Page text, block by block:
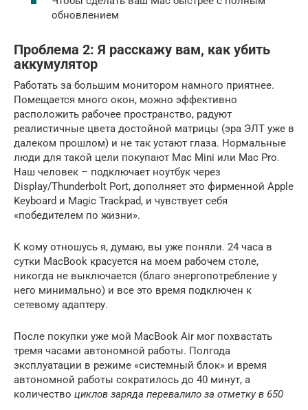
обновлением
Проблема 2: Я расскажу вам, как убить
аккумулятор
Работать за большим монитором намного приятнее.
Помещается много окон, можно эффективно
расположить рабочее пространство, радуют
реалистичные цвета достойной матрицы (эра ЭЛТ уже в
далеком прошлом) и не так устают глаза. Нормальные
люди для такой цели покупают Mac Mini или Mac Pro.
Наш человек – подключает ноутбук через
Display/Thunderbolt Port, дополняет это фирменной Apple
Keyboard и Magic Trackpad, и чувствует себя
«победителем по жизни».
К кому отношусь я, думаю, вы уже поняли. 24 часа в
сутки MacBook красуется на моем рабочем столе,
никогда не выключается (благо энергопотребление у
него минимально) и все это время подключен к
сетевому адаптеру.
После покупки уже мой MacBook Air мог похвастать
тремя часами автономной работы. Полгода
эксплуатации в режиме «системный блок» и время
автономной работы сократилось до 40 минут, а
количество циклов заряда перевалило за отметку в 650